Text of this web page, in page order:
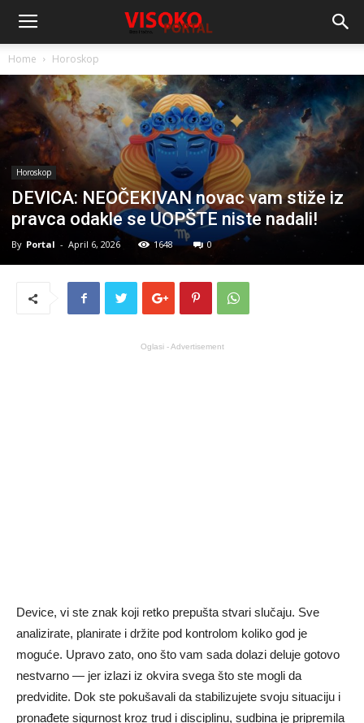
Home Horoskop
Horoskop
DEVICA: NEOČEKIVAN novac vam stiže iz
pravca odakle se UOPŠTE niste nadali!
By Portal - April 6, 2026 1648 0
Oglasi - Advertisement
Device, vi ste znak koji retko prepušta stvari slučaju. Sve
analizirate, planirate i držite pod kontrolom koliko god je
moguće. Upravo zato, ono što vam sada dolazi deluje gotovo
nestvarno — jer izlazi iz okvira svega što ste mogli da
predvidite. Dok ste pokušavali da stabilizujete svoju situaciju i
pronađete sigurnost kroz trud i disciplinu, sudbina je pripremila